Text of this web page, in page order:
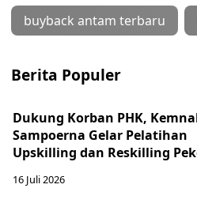
buyback antam terbaru
Berita Populer
Dukung Korban PHK,
Sampoerna Gelar Pelatihan
Upskilling dan Reskilling
16 Juli 2026